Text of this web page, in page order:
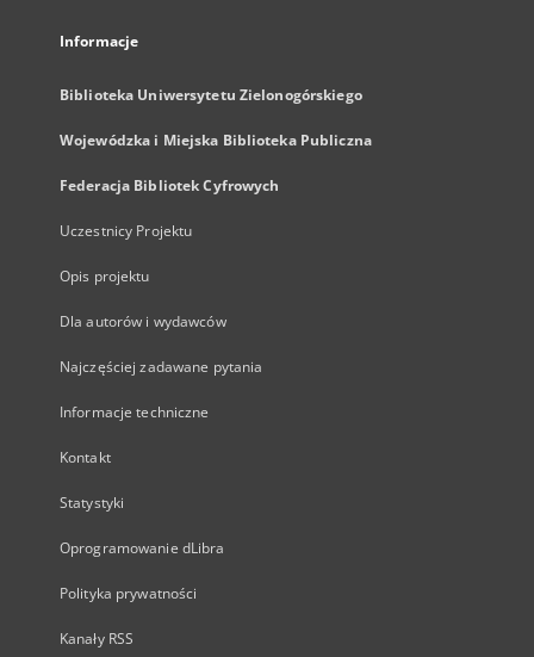
Informacje
Biblioteka Uniwersytetu Zielonogórskiego
Wojewódzka i Miejska Biblioteka Publiczna
Federacja Bibliotek Cyfrowych
Uczestnicy Projektu
Opis projektu
Dla autorów i wydawców
Najczęściej zadawane pytania
Informacje techniczne
Kontakt
Statystyki
Oprogramowanie dLibra
Polityka prywatności
Kanały RSS